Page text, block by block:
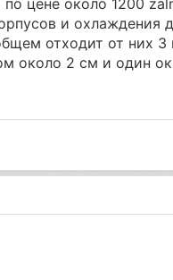
и охлаждения
отходит от них
около 2 см и один